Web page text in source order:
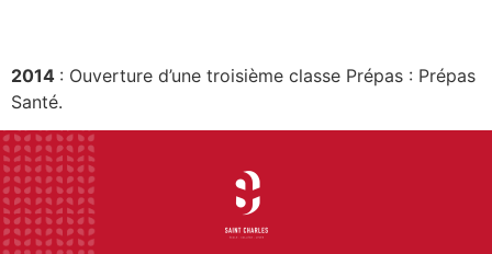
2014 : Ouverture d’une troisième classe Prépas : Prépas
Santé.